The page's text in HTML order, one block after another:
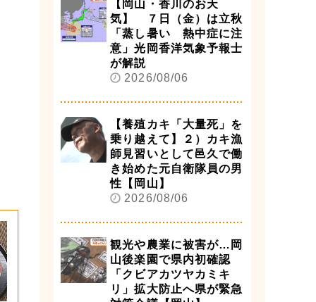
【岡山・香川のお天
気】 ７日（金）は立秋
「蒸し暑い 熱中症に注
意」光岡香洋気象予報士
が解説
2026/08/06
【養殖カキ「大量死」を
乗り越えて】２）カキ漁
師見習いとして邑久で働
き始めた元自衛隊員の男
性【岡山】
2026/08/06
観光や農業に被害が…岡
山後楽園で県内初確認
「クビアカツヤカミキ
リ」拡大防止へ県が緊急